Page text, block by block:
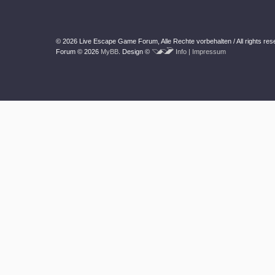
© 2026 Live Escape Game Forum, Alle Rechte vorbehalten /All rights
Forum © 2026 MyBB Design © Info | Impressum